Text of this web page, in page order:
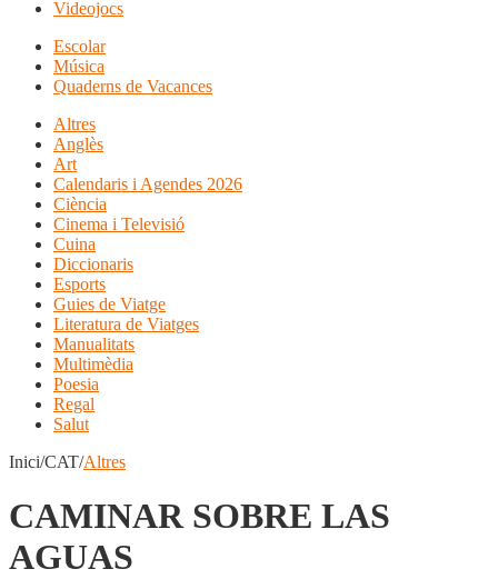
Videojocs
Escolar
Música
Quaderns de Vacances
Altres
Anglès
Art
Calendaris i Agendes 2026
Ciència
Cinema i Televisió
Cuina
Diccionaris
Esports
Guies de Viatge
Literatura de Viatges
Manualitats
Multimèdia
Poesia
Regal
Salut
Inici/CAT/Altres
CAMINAR SOBRE LAS
AGUAS